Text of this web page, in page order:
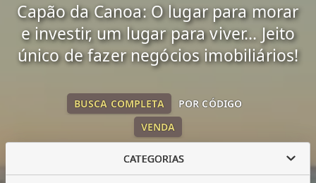
Capão da Canoa: O lugar para morar
e investir, um lugar para viver... Jeito
único de fazer negócios imobiliários!
VENDA
BUSCA COMPLETA POR CÓDIGO
CATEGORIAS